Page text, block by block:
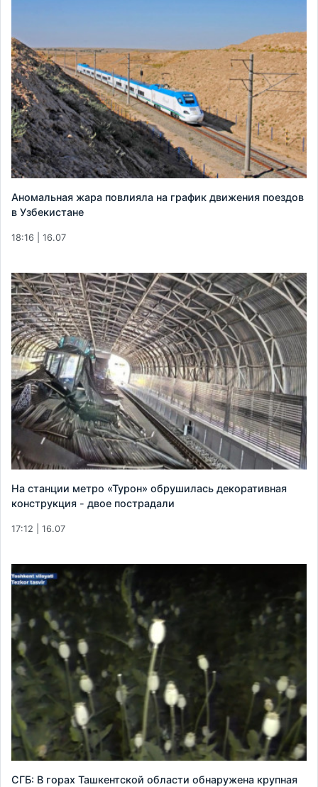
Аномальная жара повлияла на график движения поездов
в Узбекистане
18:16 | 16.07
На станции метро «Турон» обрушилась декоративная
конструкция - двое пострадали
17:12 | 16.07
СГБ: В горах Ташкентской области обнаружена крупная